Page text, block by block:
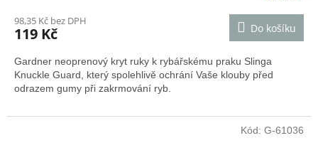
98,35 Kč bez DPH
119 Kč Do košíku
Gardner neoprenový kryt ruky k rybářskému praku Slinga
Knuckle Guard, který spolehlivě ochrání Vaše klouby před
odrazem gumy při zakrmování ryb.
Kód: G-61036